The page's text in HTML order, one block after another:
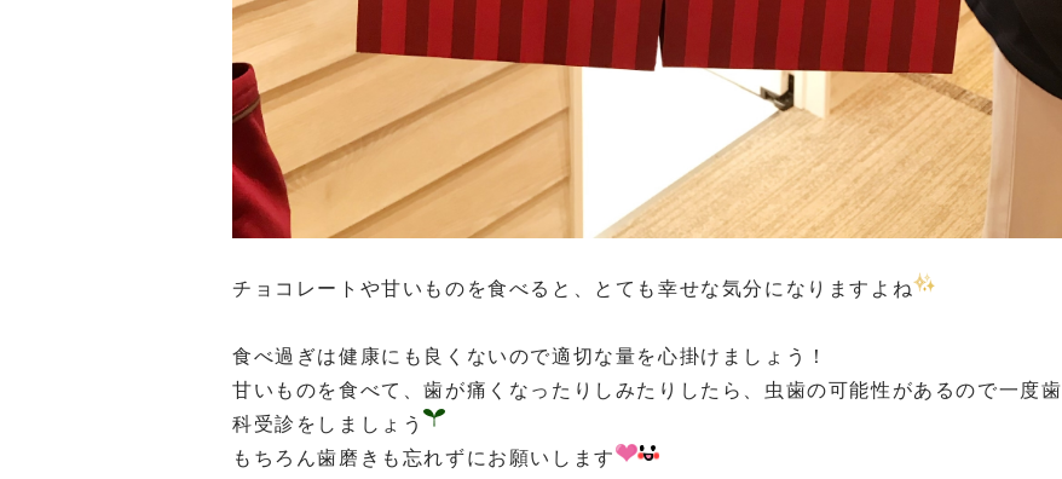
チョコレートや甘いものを食べると、とても幸せな気分になりますよね
食べ過ぎは健康にも良くないので適切な量を心掛けましょう！
甘いものを食べて、歯が痛くなったりしみたりしたら、虫歯の可能性があるので一度歯
科受診をしましょう
もちろん歯磨きも忘れずにお願いします